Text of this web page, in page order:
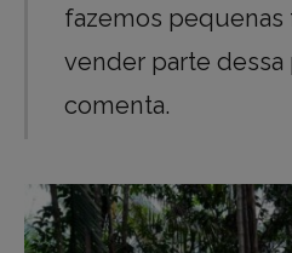
fazemos pequenas
vender parte dessa
comenta.